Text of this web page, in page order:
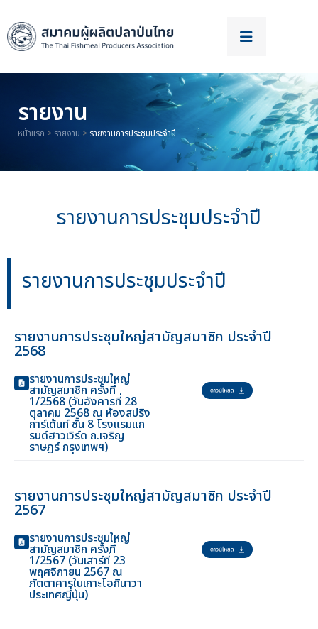
รายงาน
หน้าแรก > รายงาน > รายงานการประชุม​ประจำปี
รายงานการประชุมประจำปี
รายงานการประชุมประจำปี
รายงานการประชุมใหญ่สามัญสมาชิก ประจำปี
2568
รายงานการประชุมใหญ่
สามัญสมาชิก ครั้งที่
1/2568 (วันอังคารที่ 28
ตุลาคม 2568 ณ ห้องสปริง
การ์เด้นท์ ชั้น 8 โรงแรมแก
รนด์ฮาวเวิร์ด ถ.เจริญ
ราษฎร์ กรุงเทพฯ)
รายงานการประชุมใหญ่สามัญสมาชิก ประจำปี
2567
รายงานการประชุมใหญ่
สามัญสมาชิก ครั้งที่
1/2567 (วันเสาร์ที่ 23
พฤศจิกายน 2567 ณ
ภัตตาคารในเกาะโอกินาวา
ประเทศญี่ปุ่น)